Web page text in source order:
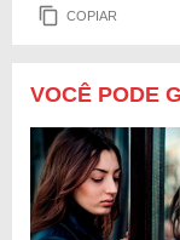
COPIAR
VOCÊ PODE